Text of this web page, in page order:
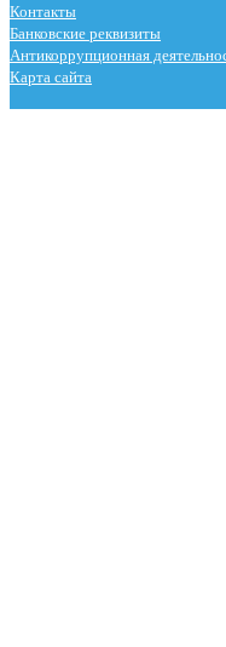
Контакты
Банковские реквизиты
Антикоррупционная
Карта сайта